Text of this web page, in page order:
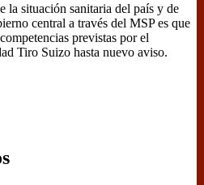
la situación sanitaria del país y de
central a través del MSP es que
previstas por el
Tiro Suizo hasta nuevo aviso.